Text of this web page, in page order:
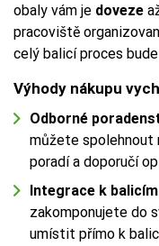
obaly vám je doveze
pracoviště
celý balicí proces
Výhody nákupu
Odborné
můžete spolehnout
poradí a doporučí
Integrace k
zakomponujete do
umístit přímo k